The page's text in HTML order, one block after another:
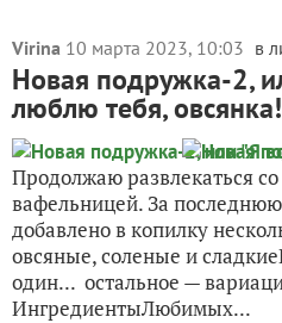
Virina 10 марта 2023, 10:03 в
Новая подружка-2,
люблю тебя,
Продолжаю развлекаться
вафельницей. За
добавлено в копилку
овсяные, соленые и
один... остальное —
ИнгредиентыЛюбимых...